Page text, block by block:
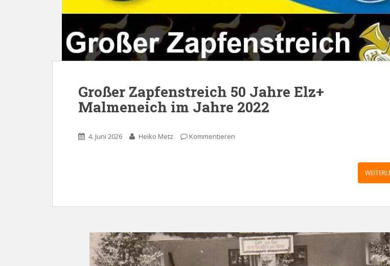
Großer Zapfenstreich 50 Jahre Elz+
Malmeneich im Jahre 2022
4. Juni 2026 Heiko Metz Kommentieren